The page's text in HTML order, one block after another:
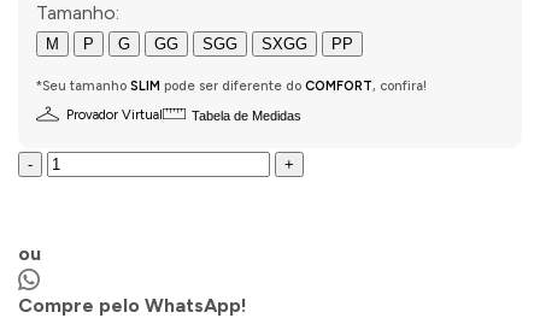
Tamanho:
M P G GG SGG SXGG PP
*Seu tamanho SLIM pode ser diferente do COMFORT, confira!
Provador Virtual
Tabela de Medidas
- +
ou
Compre pelo WhatsApp!